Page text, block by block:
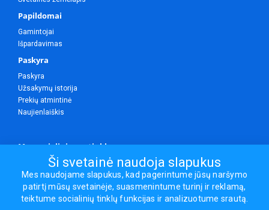
Papildomai
Gamintojai
Išpardavimas
Paskyra
Paskyra
Užsakymų istorija
Prekių atmintinė
Naujienlaiškis
Mes socialiniuose tinkluose
Visos teisės saugomos.
Sporto ir laisvalaikio prekės, maisto papildai - erasportas.lt © 2026
Ši svetainė naudoja slapukus
Mes naudojame slapukus, kad pagerintume jūsų naršymo
patirtį mūsų svetainėje, suasmenintume turinį ir reklamą,
teiktume socialinių tinklų funkcijas ir analizuotume srautą.